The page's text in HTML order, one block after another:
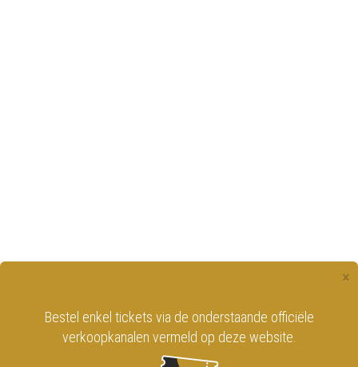
×
Bestel enkel tickets via de onderstaande officiële
verkoopkanalen vermeld op deze website.